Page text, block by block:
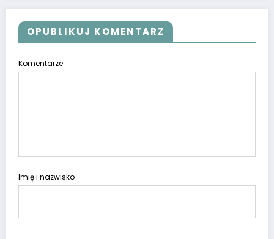
OPUBLIKUJ KOMENTARZ
Komentarze
Imię i nazwisko